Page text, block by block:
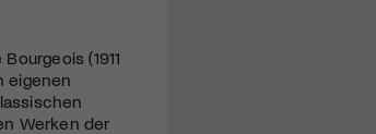
(1911
eigenen
Werken der